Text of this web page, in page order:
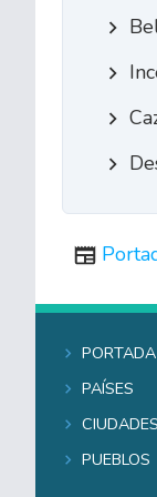
Portada
Países
Ciudades
Pueblos